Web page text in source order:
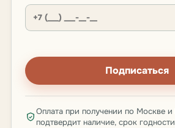
Подписаться
Оплата при получении по Москве
подтвердит наличие, срок